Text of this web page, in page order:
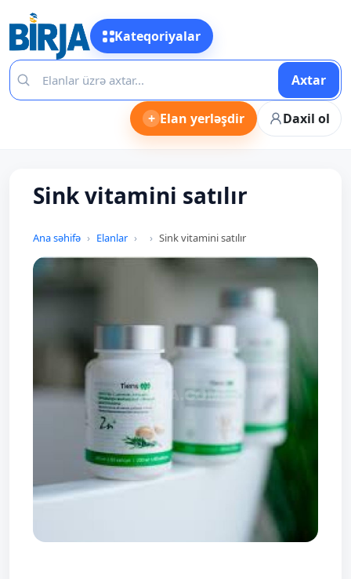
Kateqoriyalar
Axtar
+ Elan yerləşdir Daxil ol
Sink vitamini satılır
Ana səhifə Elanlar Sink vitamini satılır